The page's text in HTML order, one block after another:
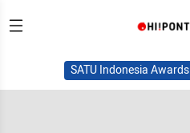
SATU Indonesia Awards